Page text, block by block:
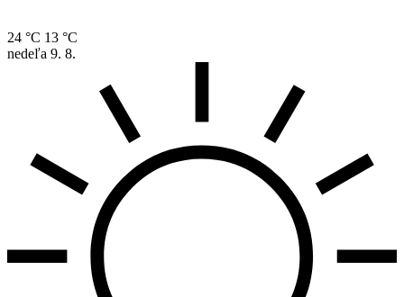
24 °C 13 °C
nedeľa 9. 8.